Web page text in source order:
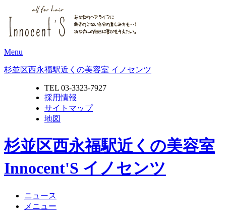
Menu
杉並区西永福駅近くの美容室 イノセンツ
TEL 03-3323-7927
採用情報
サイトマップ
地図
杉並区西永福駅近くの美容室
Innocent'S イノセンツ
ニュース
メニュー